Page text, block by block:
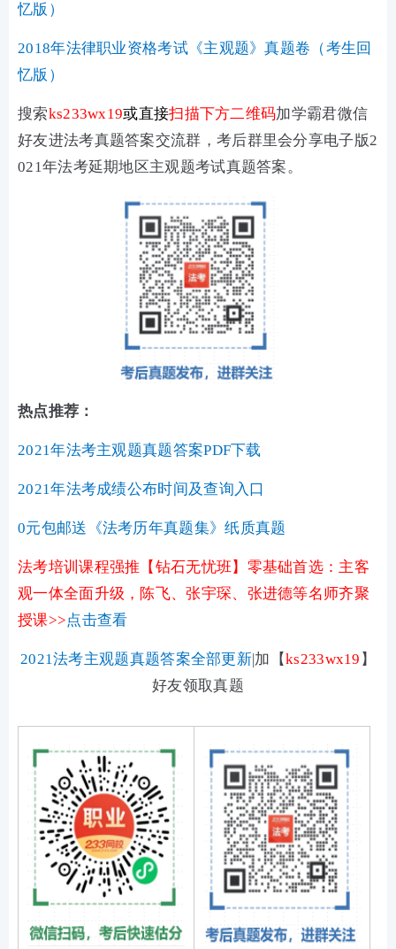
忆版）
2018年法律职业资格考试《主观题》真题卷（考生回
忆版）
搜索ks233wx19或直接扫描下方二维码加学霸君微信
好友进法考真题答案交流群，考后群里会分享电子版2
021年法考延期地区主观题考试真题答案。
热点推荐：
2021年法考主观题真题答案PDF下载
2021年法考成绩公布时间及查询入口
0元包邮送《法考历年真题集》纸质真题
法考培训课程强推【钻石无忧班】零基础首选：主客
观一体全面升级，陈飞、张宇琛、张进德等名师齐聚
授课>>点击查看
2021法考主观题真题答案全部更新|加 【ks233wx19 】
好友领取真题